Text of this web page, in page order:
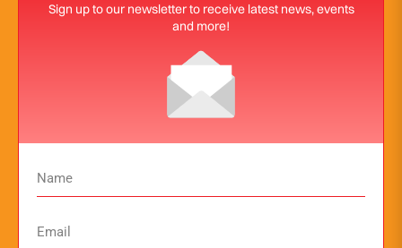
Sign up to our newsletter to receive latest news, events
and more!